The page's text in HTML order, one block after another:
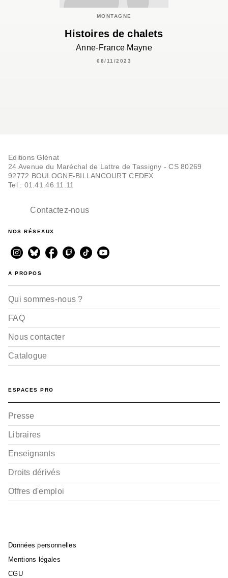
MONTAGNE
Histoires de chalets
Anne-France Mayne
08/11/2023
Editions Glénat
24 Avenue du Maréchal de Lattre de Tassigny - CS 80269
92772 BOULOGNE-BILLANCOURT CEDEX
Tel : 01.41.46.11.11
Contactez-nous
NOS RÉSEAUX
A PROPOS
Qui sommes-nous ?
FAQ
Nous contacter
Catalogue
ESPACES PRO
Presse
Libraires
Enseignants
Droits dérivés
Offres d'emploi
Données personnelles
Mentions légales
CGU